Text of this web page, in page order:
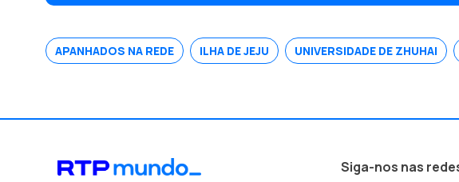
APANHADOS NA REDE ILHA DE JEJU UNIVERSIDADE DE ZHUHAI
Siga-nos nas